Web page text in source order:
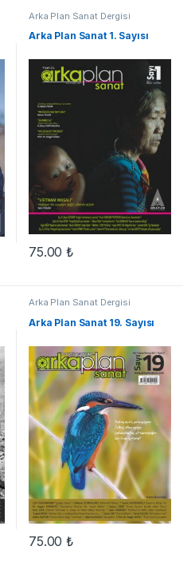
Arka Plan Sanat Dergisi
Arka Plan Sanat 1. Sayısı
75.00₺
Arka Plan Sanat Dergisi
Arka Plan Sanat 19. Sayısı
75.00₺